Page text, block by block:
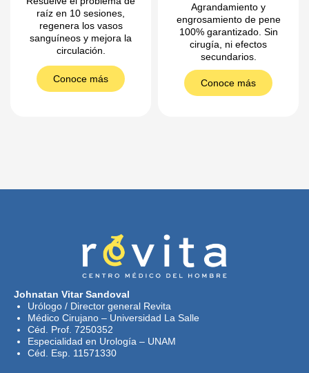
raíz en 10 sesiones,
regenera los vasos
sanguíneos y mejora la
circulación.
Conoce más
Agrandamiento y
engrosamiento de pene
100% garantizado. Sin
cirugía, ni efectos
secundarios.
Conoce más
Johnatan Vitar Sandoval
Urólogo / Director general Revita
Médico Cirujano – Universidad La Salle
Céd. Prof. 7250352
Especialidad en Urología – UNAM
Céd. Esp. 11571330